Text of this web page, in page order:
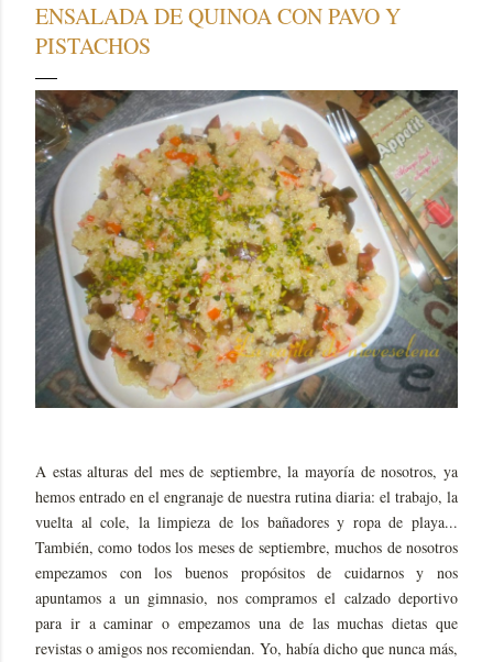
ENSALADA DE QUINOA CON PAVO Y
PISTACHOS
A estas alturas del mes de septiembre, la mayoría de nosotros, ya
hemos entrado en el engranaje de nuestra rutina diaria: el trabajo, la
vuelta al cole, la limpieza de los bañadores y ropa de playa...
También, como todos los meses de septiembre, muchos de nosotros
empezamos con los buenos propósitos de cuidarnos y nos
apuntamos a un gimnasio, nos compramos el calzado deportivo
para ir a caminar o empezamos una de las muchas dietas que
revistas o amigos nos recomiendan. Yo, había dicho que nunca más,